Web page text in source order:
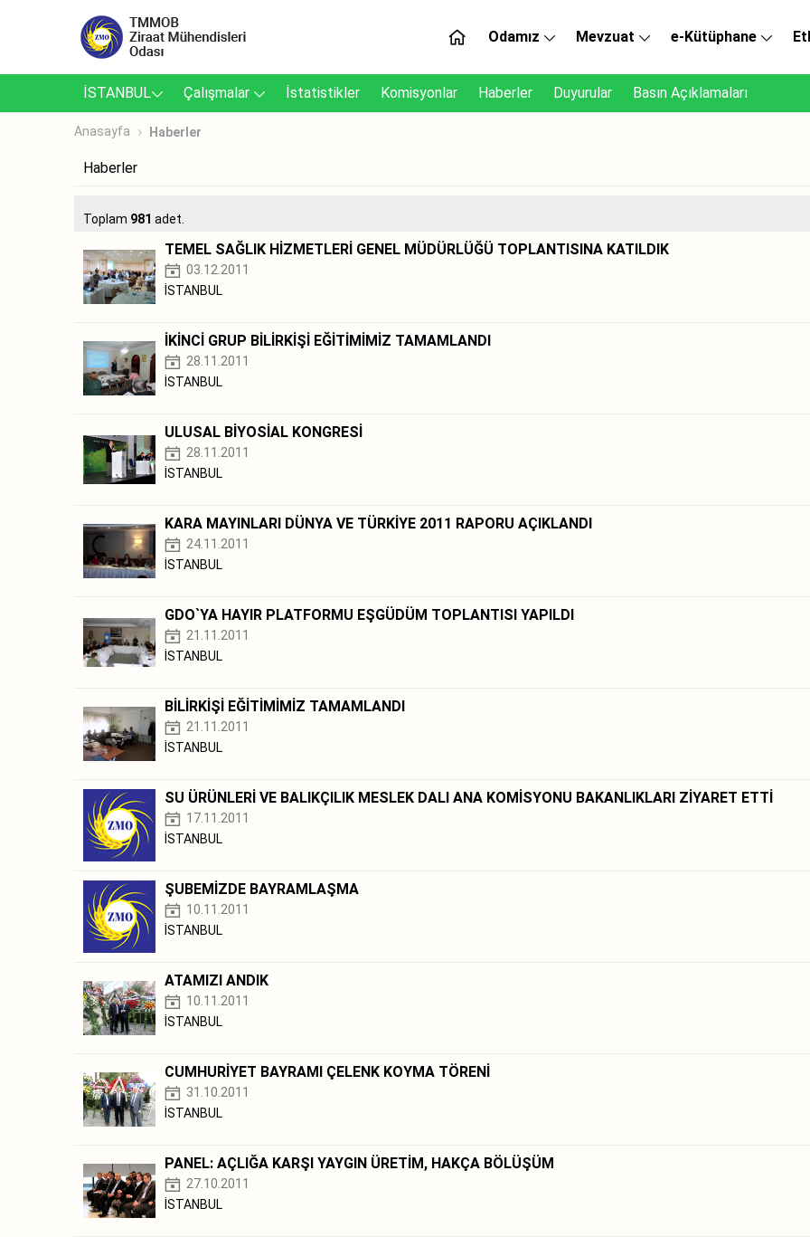
Odamız Mevzuat e-Kütüphane
İSTANBUL Çalışmalar İstatistikler Komisyonlar Haberler Duyurular Basın Açıklamaları
Anasayfa Haberler
Haberler
Toplam 981 adet.
TEMEL SAĞLIK HİZMETLERİ GENEL MÜDÜRLÜĞÜ TOPLANTISINA KATILDIK
03.12.2011
İSTANBUL
İKİNCİ GRUP BİLİRKİŞİ EĞİTİMİMİZ TAMAMLANDI
28.11.2011
İSTANBUL
ULUSAL BİYOSİAL KONGRESİ
28.11.2011
İSTANBUL
KARA MAYINLARI DÜNYA VE TÜRKİYE 2011 RAPORU AÇIKLANDI
24.11.2011
İSTANBUL
GDO`YA HAYIR PLATFORMU EŞGÜDÜM TOPLANTISI YAPILDI
21.11.2011
İSTANBUL
BİLİRKİŞİ EĞİTİMİMİZ TAMAMLANDI
21.11.2011
İSTANBUL
SU ÜRÜNLERİ VE BALIKÇILIK MESLEK DALI ANA KOMİSYONU BAKANLIKLARI ZİYARET ETTİ
17.11.2011
İSTANBUL
ŞUBEMİZDE BAYRAMLAŞMA
10.11.2011
İSTANBUL
ATAMIZI ANDIK
10.11.2011
İSTANBUL
CUMHURİYET BAYRAMI ÇELENK KOYMA TÖRENİ
31.10.2011
İSTANBUL
PANEL: AÇLIĞA KARŞI YAYGIN ÜRETİM, HAKÇA BÖLÜŞÜM
27.10.2011
İSTANBUL